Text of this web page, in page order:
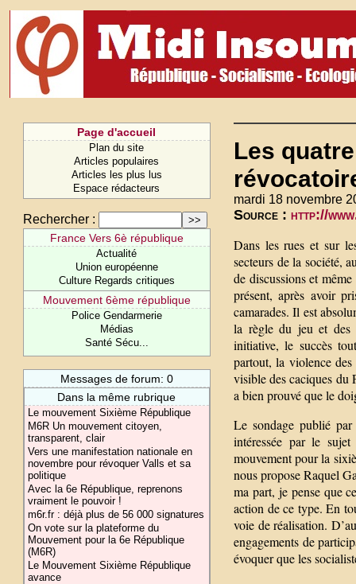
Page d'accueil
Plan du site
Articles populaires
Articles les plus lus
Espace rédacteurs
Rechercher :
France Vers 6è république
Actualité
Union européenne
Culture Regards critiques
Mouvement 6ème république
Police Gendarmerie
Médias
Santé Sécu...
Messages de forum: 0
Dans la même rubrique
Le mouvement Sixième République
M6R Un mouvement citoyen,
transparent, clair
Vers une manifestation nationale en
novembre pour révoquer Valls et sa
politique
Avec la 6e République, reprenons
vraiment le pouvoir !
m6r.fr : déjà plus de 56 000 signatures
On vote sur la plateforme du
Mouvement pour la 6e République
(M6R)
Le Mouvement Sixième République
avance
Les
mardi 18 novembre
Source : http://
Dans les rues et sur
secteurs de la société,
de discussions et
présent, après avoir
camarades. Il est
la règle du jeu et des
initiative, le succès
partout, la violence
visible des caciques du
a bien prouvé que le
Le sondage publié
intéressée par le
mouvement pour la
nous propose Raquel
ma part, je pense que
action de ce type. En
voie de réalisation.
engagements de
évoquer que les